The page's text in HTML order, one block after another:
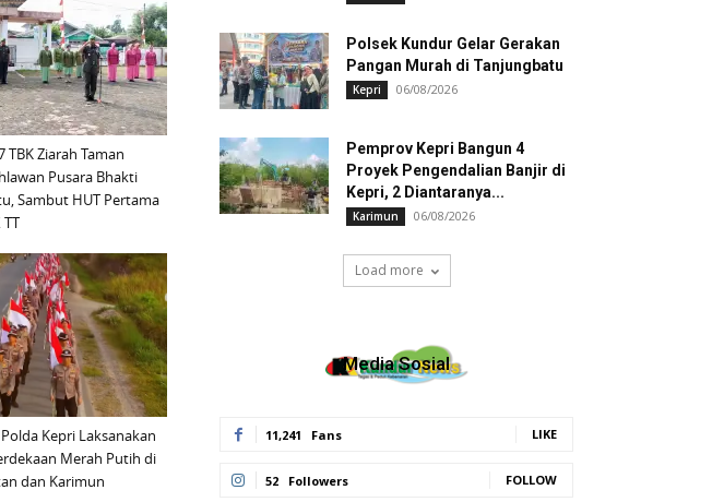
TBK Ziarah Taman
Pusara Bhakti
Sambut HUT Pertama
Kepri Laksanakan
Merah Putih di
dan Karimun
Polsek Kundur Gelar Gerakan
Pangan Murah di Tanjungbatu
Kepri 06/08/2026
Pemprov Kepri Bangun 4
Proyek Pengendalian Banjir di
Kepri, 2 Diantaranya...
Karimun 06/08/2026
Load more
Media Sosial
11,241 Fans LIKE
52 Followers FOLLOW